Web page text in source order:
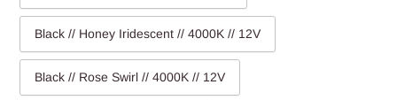
Black // Honey Iridescent // 4000K // 12V
Black // Rose Swirl // 4000K // 12V